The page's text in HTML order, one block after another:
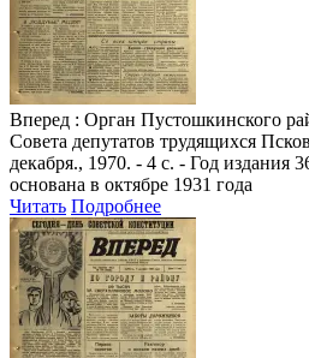
Вперед : Орган Пустошкинского
Совета депутатов трудящихся
декабря., 1970. - 4 с. - Год издания
основана в октябре 1931 года
Читать Подробнее